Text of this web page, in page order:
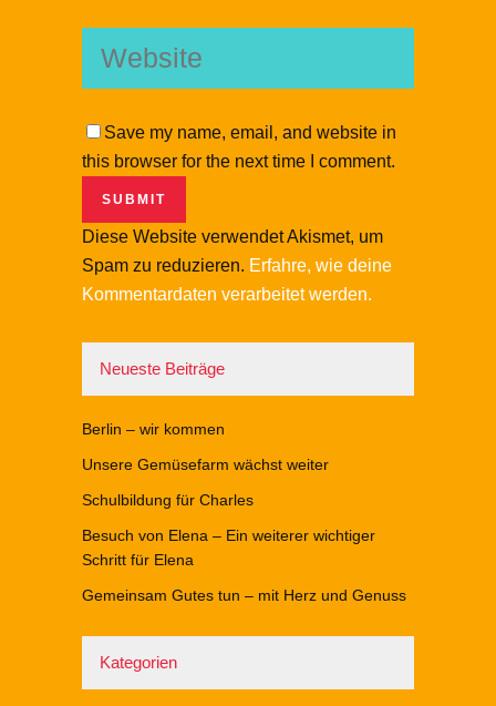
Save my name, email, and website in
this browser for the next time I comment.
Diese Website verwendet Akismet, um
Spam zu reduzieren. Erfahre, wie deine
Kommentardaten verarbeitet werden.
Neueste Beiträge
Berlin – wir kommen
Unsere Gemüsefarm wächst weiter
Schulbildung für Charles
Besuch von Elena – Ein weiterer wichtiger
Schritt für Elena
Gemeinsam Gutes tun – mit Herz und Genuss
Kategorien